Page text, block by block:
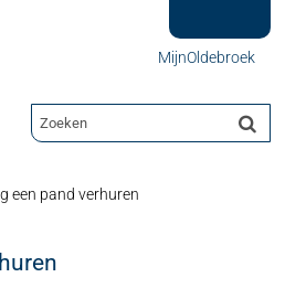
MijnOldebroek
een pand verhuren